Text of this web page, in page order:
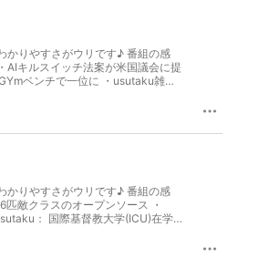
かりやすさがウリです♪ 番組の感
キルスイッチ法案が米国議会に提
ベンチで一位に ・usutaku雑談:
年東京都生まれ。株式会社ウツワ
かりやすさがウリです♪ 番組の感
敵クラスのオープンソース ・
： 国際基督教大学(ICU)在学中
ーブランド「feast」を立ち上